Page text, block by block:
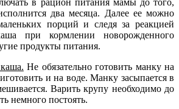
в рацион питания мамы до того,
два месяца. Далее ее можно
порций и следя за реакцией
при кормлении новорожденного
продукты питания.
Не обязательно готовить манку на
и на воде. Манку засыпается в
Варить крупу необходимо до
немного постоять.